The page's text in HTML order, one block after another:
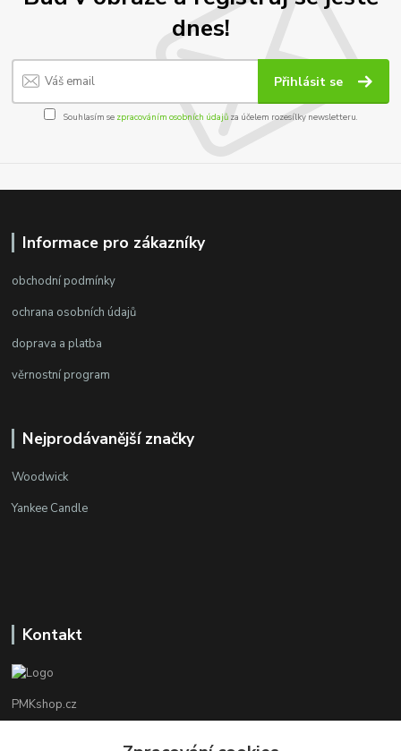
dnes!
Přihlásit se
Souhlasím se zpracováním osobních údajůza účelem rozesílky newsletteru.
Informace pro zákazníky
obchodní podmínky
ochrana osobních údajů
doprava a platba
věrnostní program
Nejprodávanější značky
Woodwick
Yankee Candle
Kontakt
PMKshop.cz